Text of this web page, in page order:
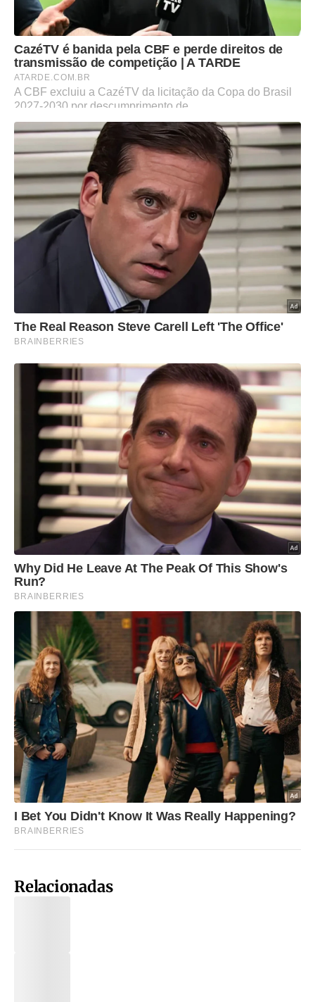
Relacionadas